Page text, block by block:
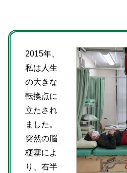
2015年、
私は人生
の大きな
転換点に
立たされ
ました。
突然の脳
梗塞によ
り、右半